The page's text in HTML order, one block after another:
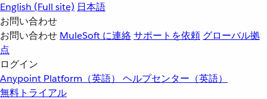
English (Full site) 日本語
お問い合わせ
お問い合わせ MuleSoft に連絡サポートを依頼 グローバル拠
点
ログイン
Anypoint Platform（英語） ヘルプセンター（英語）
無料トライアル